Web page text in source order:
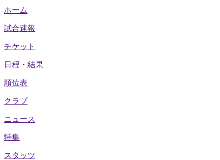
ホーム
試合速報
チケット
日程・結果
順位表
クラブ
ニュース
特集
スタッツ